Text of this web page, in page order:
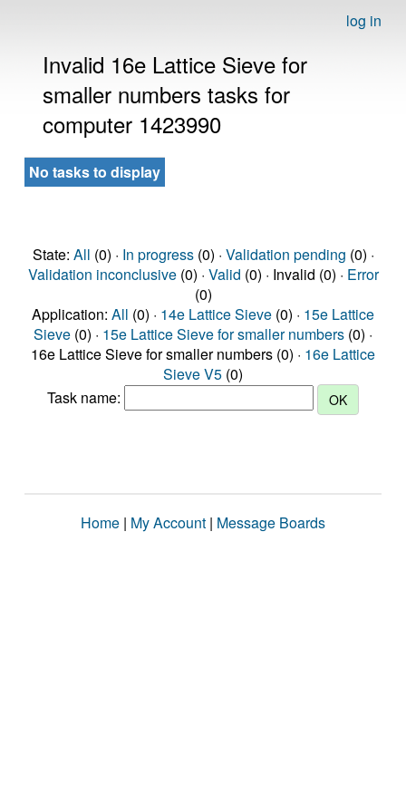
log in
Invalid 16e Lattice Sieve for
smaller numbers tasks for
computer 1423990
No tasks to display
State: All (0) · In progress(0) · Validation pending (0) ·
Validation inconclusive(0) · Valid (0) · Invalid (0) · Error
(0)
Application: All (0) · 14e Lattice Sieve (0) · 15e Lattice
Sieve (0) · 15e Lattice Sieve for smaller numbers (0) ·
16e Lattice Sieve for smaller numbers (0) · 16e Lattice
Sieve V5 (0)
Task name:
Home | My Account | Message Boards